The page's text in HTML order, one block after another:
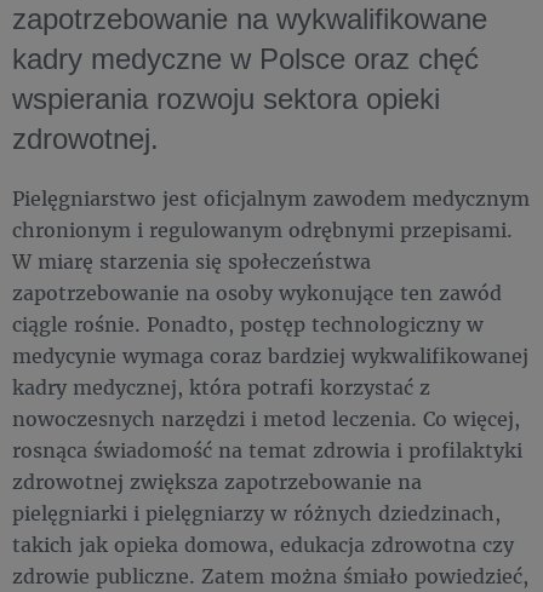
zapotrzebowanie na wykwalifikowane
kadry medyczne w Polsce oraz chęć
wspierania rozwoju sektora opieki
zdrowotnej.
Pielęgniarstwo jest oficjalnym zawodem medycznym
chronionym i regulowanym odrębnymi przepisami.
W miarę starzenia się społeczeństwa
zapotrzebowanie na osoby wykonujące ten zawód
ciągle rośnie. Ponadto, postęp technologiczny w
medycynie wymaga coraz bardziej wykwalifikowanej
kadry medycznej, która potrafi korzystać z
nowoczesnych narzędzi i metod leczenia. Co więcej,
rosnąca świadomość na temat zdrowia i profilaktyki
zdrowotnej zwiększa zapotrzebowanie na
pielęgniarki i pielęgniarzy w różnych dziedzinach,
takich jak opieka domowa, edukacja zdrowotna czy
zdrowie publiczne. Zatem można śmiało powiedzieć,